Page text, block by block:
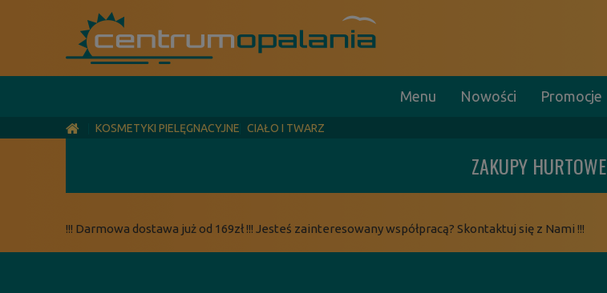
Menu Nowości Promocje
KOSMETYKI PIELĘGNACYJNE CIAŁO I TWARZ
ZAKUPY HURTOWE
!!! Darmowa dostawa już od 169zł !!! Jesteś zainteresowany współpracą? Skontaktuj się z Nami !!!